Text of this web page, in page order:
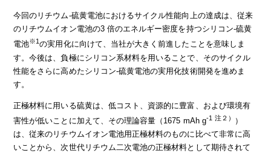
今回のリチウム‐硫黄電池におけるサイクル性能向上の達成は、従来
のリチウムイオン電池の3 倍のエネルギー密度を持つシリコン‐硫黄
電池※1の実用化に向けて、当社が大きく前進したことを意味しま
す。今後は、負極にシリコン系材料を用いることで、そのサイクル
性能をさらに高めたシリコン‐硫黄電池の実用化技術開発を進めま
す。
正極材料に用いる硫黄は、低コスト、資源的に豊富、および環境有
害性が低いことに加えて、その理論容量（1675 mAh g-1 注２）
）
は、従来のリチウムイオン電池用正極材料のものに比べて非常に高
いことから、次世代リチウム二次電池の正極材料として期待されて